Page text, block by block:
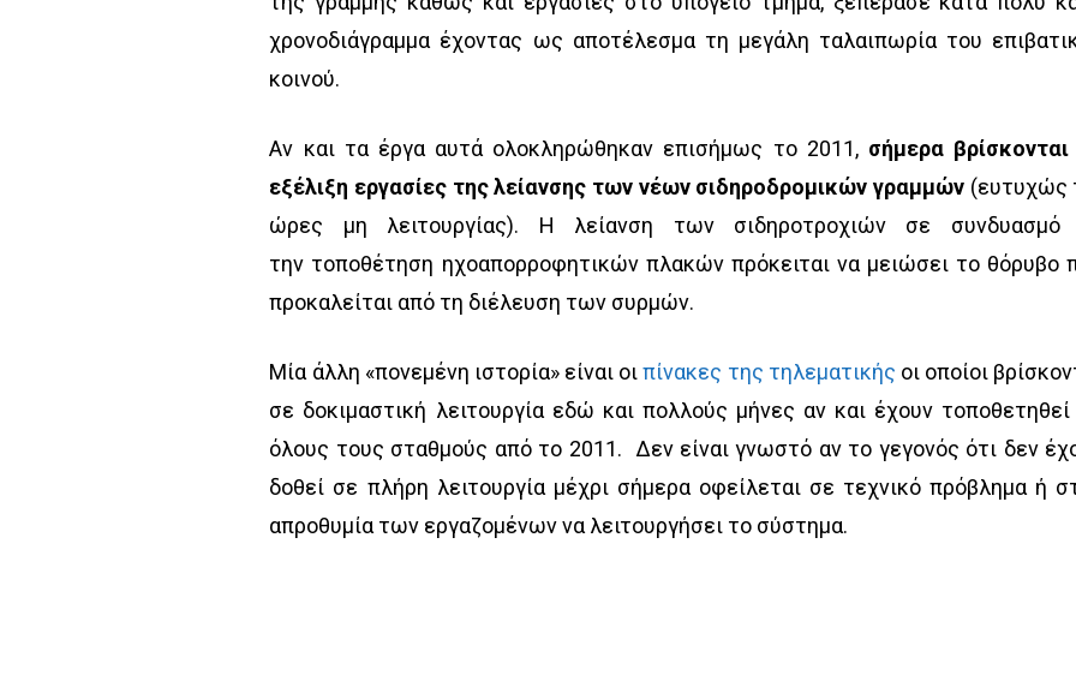
χρονοδιάγραμμα έχοντας ως αποτέλεσμα τη μεγάλη ταλαιπωρία του
κοινού.
Αν και τα έργα αυτά ολοκληρώθηκαν επισήμως το 2011, σήμερα
εξέλιξη εργασίες της λείανσης των νέων σιδηροδρομικών γραμμών(ευτυχώς
ώρες μη λειτουργίας). Η λείανση των σιδηροτροχιών σε συνδυασμό
την τοποθέτηση ηχοαπορροφητικών πλακών πρόκειται να μειώσει το θόρυβο
προκαλείται από τη διέλευση των συρμών.
Μία άλλη «πονεμένη ιστορία» είναι οιπίνακες της τηλεματικής οι οποίοι
σε δοκιμαστική λειτουργία εδώ και πολλούς μήνες αν και έχουν
όλους τους σταθμούς από το 2011. Δεν είναι γνωστό αν το γεγονός ότι δεν
δοθεί σε πλήρη λειτουργία μέχρι σήμερα οφείλεται σε τεχνικό πρόβλημα ή
απροθυμία των εργαζομένων να λειτουργήσει το σύστημα.